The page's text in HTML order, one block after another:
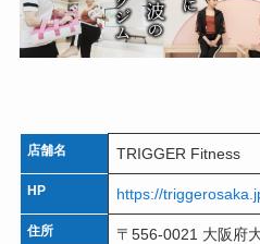
店舗名 TRIGGER Fitness
HP https://
住所 〒556-0021 大阪府